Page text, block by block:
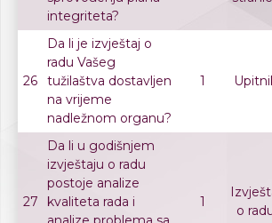
integriteta?
26
Da li je izvještaj o
radu Vašeg
tužilaštva dostavljen
na vrijeme
nadležnom organu?
1
27
Da li u godišnjem
izvještaju o radu
postoje analize
kvaliteta rada i
1
o